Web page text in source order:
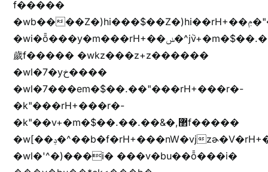
f�����
�wb����Z�)hi���$��Z�)hi��rH+��ݦ�"�*'��b�f�rH+��ݦ�"�*'�f�����
�wi�ȭ���y�m���rH+��ݭ�^jٞv+�m�$��.��ޥ
歲f����� �wkz���z+z������
�wl�7�yخ����
�wl�7���em�$��.��"���rH+���r�-
�k"���rH+���r�-
�k"��v+�m�$��.��.��&�,޲f�����
�w[��ݚ�^��b�f�rH+���nW�vjzɚ�V�rH+���nW�vjzz'y���
�wl�'^�)���i� ���v�bu��ȭ���i�